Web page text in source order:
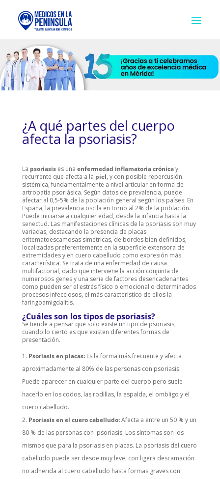
¿A qué partes del cuerpo
afecta la psoriasis?
La psoriasises una enfermedad inflamatoria crónicay
recurrente que afecta a la piel, y con posible repercusión
sistémica, fundamentalmente a nivel articular en forma de
artropatía psoriásica. Según datos de prevalencia, puede
afectar al 0,5-5% de la población general según los países. En
España, la prevalencia oscila en torno al 2% de la población.
Puede iniciarse a cualquier edad, desde la infancia hasta la
senectud. Las manifestaciones clínicas de la psoriasis son muy
variadas, destacando la presencia de placas
eritematoescamosas simétricas, de bordes bien definidos,
localizadas preferentemente en la superficie extensora de
extremidades y en cuero cabelludo como expresión más
característica. Se trata de una enfermedad de causa
multifactorial, dado que interviene la acción conjunta de
numerosos genes y una serie de factores desencadenantes
como pueden ser el estrés físico o emocional o determinados
procesos infecciosos, el más característico de ellos la
faringoamigdalitis.
¿Cuáles son los tipos de psoriasis?
Se tiende a pensar que solo existe un tipo de psoriasis,
cuando lo cierto es que existen diferentes formas de
presentación.
Psoriasis en placas:Es la forma más frecuente y afecta
aproximadamente al 80% de las personas con psoriasis.
Puede aparecer en cualquier parte del cuerpo pero suele
hacerlo en los codos, las rodillas, la espalda, el ombligo y el
cuero cabelludo.
Psoriasis en el cuero cabelludo:Afecta a entre un 50 % y un
80 % de las personas con psoriasis. Los síntomas son los
mismos que para la psoriasis en placas. La psoriasis del cuero
cabelludo puede ser desde muy leve, con ligera descamación
no adherida al cuero cabelludo hasta formas graves con